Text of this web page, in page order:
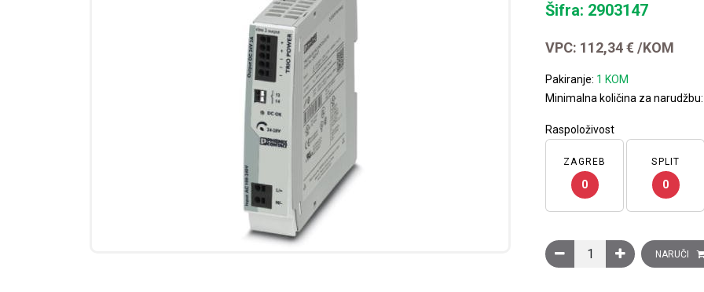
Šifra: 2903147
VPC: 112,34€ /KOM
Pakiranje: 1 KOM
Minimalna količina za narudžbu:
Raspoloživost
ZAGREB
0
SPLIT
0
Ispravljač TRIO NARUČI